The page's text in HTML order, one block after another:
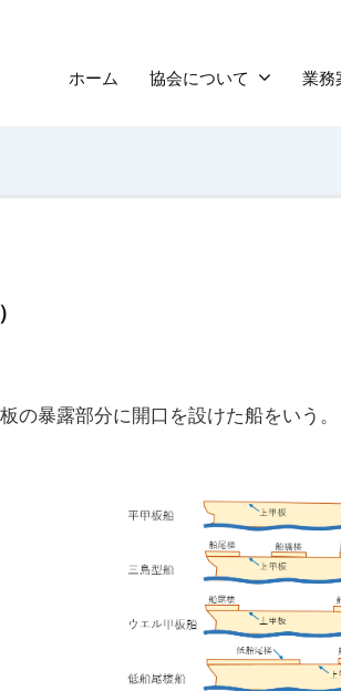
ホーム 協会について 業務
の暴露部分に開口を設けた船をいう